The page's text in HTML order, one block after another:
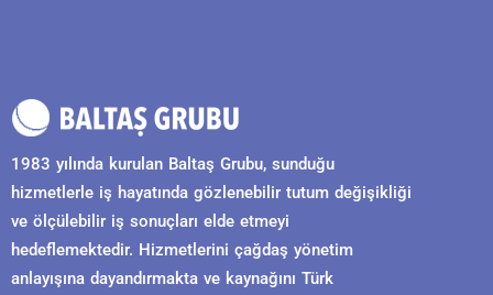
1983 yılında kurulan Baltaş Grubu, sunduğu
hizmetlerle iş hayatında gözlenebilir tutum değişikliği
ve ölçülebilir iş sonuçları elde etmeyi
hedeflemektedir. Hizmetlerini çağdaş yönetim
anlayışına dayandırmakta ve kaynağını Türk